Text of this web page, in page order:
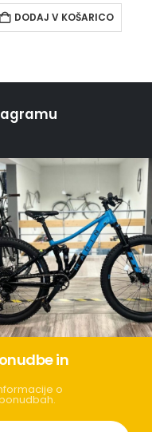
DODAJ V KOŠARICO
in
o